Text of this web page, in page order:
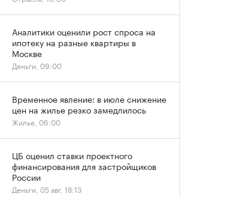
Аналитики оценили рост спроса на
ипотеку на разные квартиры в
Москве
Деньги, 09:00
Временное явление: в июле снижение
цен на жилье резко замедлилось
Жилье, 06:00
ЦБ оценил ставки проектного
финансирования для застройщиков
России
Деньги, 05 авг, 18:13